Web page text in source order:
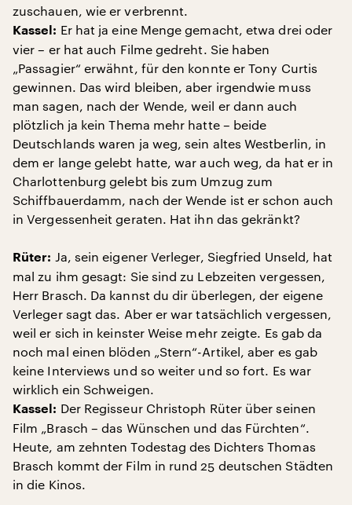
zuschauen, wie er verbrennt.
Kassel: Er hat ja eine Menge gemacht, etwa drei oder
vier – er hat auch Filme gedreht. Sie haben
„Passagier“ erwähnt, für den konnte er Tony Curtis
gewinnen. Das wird bleiben, aber irgendwie muss
man sagen, nach der Wende, weil er dann auch
plötzlich ja kein Thema mehr hatte – beide
Deutschlands waren ja weg, sein altes Westberlin, in
dem er lange gelebt hatte, war auch weg, da hat er in
Charlottenburg gelebt bis zum Umzug zum
Schiffbauerdamm, nach der Wende ist er schon auch
in Vergessenheit geraten. Hat ihn das gekränkt?
Rüter: Ja, sein eigener Verleger, Siegfried Unseld, hat
mal zu ihm gesagt: Sie sind zu Lebzeiten vergessen,
Herr Brasch. Da kannst du dir überlegen, der eigene
Verleger sagt das. Aber er war tatsächlich vergessen,
weil er sich in keinster Weise mehr zeigte. Es gab da
noch mal einen blöden „Stern“-Artikel, aber es gab
keine Interviews und so weiter und so fort. Es war
wirklich ein Schweigen.
Kassel: Der Regisseur Christoph Rüter über seinen
Film „Brasch – das Wünschen und das Fürchten“.
Heute, am zehnten Todestag des Dichters Thomas
Brasch kommt der Film in rund 25 deutschen Städten
in die Kinos.